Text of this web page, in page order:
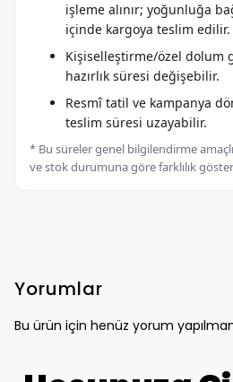
işleme alınır; yoğunluğa
içinde kargoya teslim edilir.
Kişiselleştirme/özel dolum
hazırlık süresi değişebilir.
Resmî tatil ve kampanya
teslim süresi uzayabilir.
* Bu süreler genel bilgilendirme
ve stok durumuna göre farklılık
Yorumlar
Bu ürün için henüz yorum